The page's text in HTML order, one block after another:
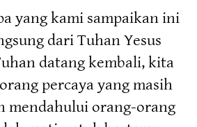
yang kami sampaikan ini
dari Tuhan Yesus
datang kembali, kita
percaya yang masih
mendahului orang-orang